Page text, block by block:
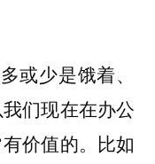
或少是饿着、
们现在在办公
价值的。比如